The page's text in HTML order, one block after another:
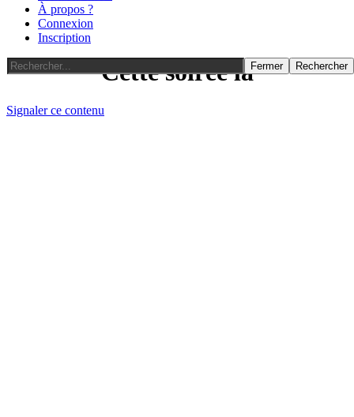
À propos ?
Connexion
Inscription
Fermer Rechercher
Cette soirée là
Signaler ce contenu